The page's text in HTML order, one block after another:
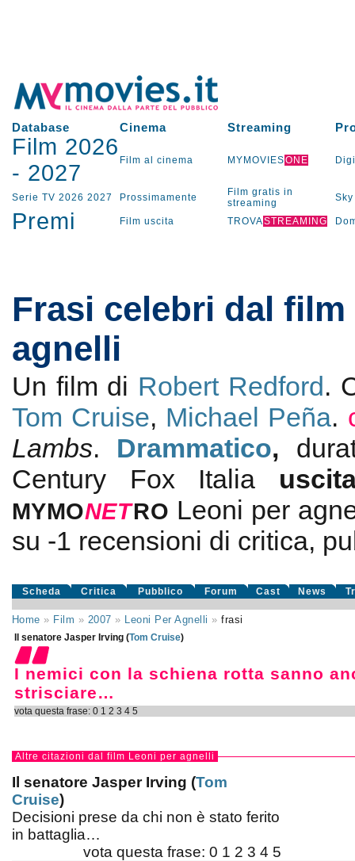
Database Cinema Streaming
Film 2026
- 2027 Film al cinema MYMOVIESONE
Serie TV 2026 2027 Prossimamente
Film gratis in
streaming
Sky
Premi Film uscita TROVASTREAMING
Frasi celebri dal
agnelli
Un film di Robert Redford.
Tom Cruise, Michael Peña.
Lambs. Drammatico,
Century Fox Italia
MYMONETRO Leoni per
su -1 recensioni di critica,
Scheda Critica Pubblico Forum Cast News
Home » Film » 2007 » Leoni Per Agnelli »frasi
Il senatore Jasper Irving (Tom Cruise)
I nemici con la schiena rotta sanno
strisciare…
vota questa frase: 0 1 2 3 4 5
Altre citazioni dal film Leoni per agnelli
Il senatore Jasper Irving (Tom
Cruise)
Decisioni prese da chi non è stato ferito
in battaglia…
vota questa frase: 0 1 2 3 4 5